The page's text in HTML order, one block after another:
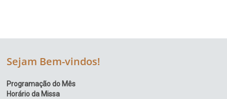
Sejam Bem-vindos!
Programação do Mês
Horário da Missa